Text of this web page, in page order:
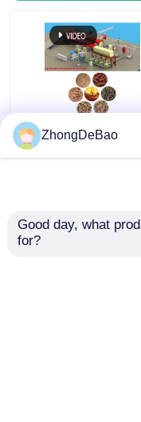
বাণিজ্যিক বায়োমাস পেলেট
1- 5TPH রাইস স্ট্র পেলেট
ZhongDeBao
Good day, what
for?